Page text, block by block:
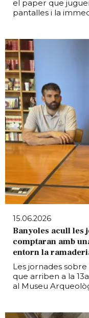
el paper que
pantalles i la
15.06.2026
Banyoles acull les
comptaran amb
entorn la
Les jornades
que arriben a la
al Museu